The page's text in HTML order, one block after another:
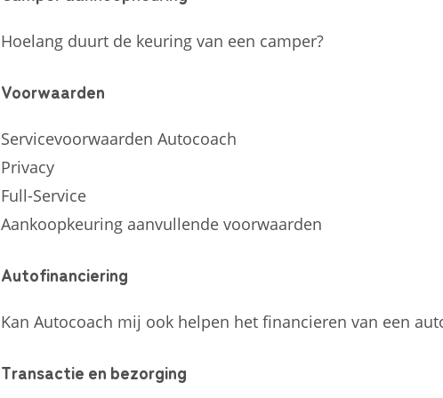
Hoelang duurt de keuring van een camper?
Voorwaarden
Servicevoorwaarden Autocoach
Privacy
Full-Service
Aankoopkeuring aanvullende voorwaarden
Autofinanciering
Kan Autocoach mij ook helpen het financieren van een
Transactie en bezorging